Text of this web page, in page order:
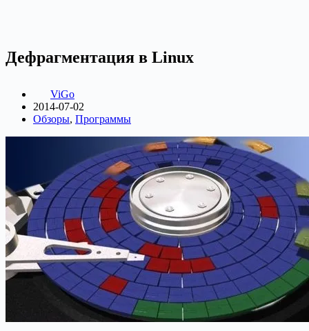
Дефрагментация в Linux
ViGo
2014-07-02
Обзоры, Программы